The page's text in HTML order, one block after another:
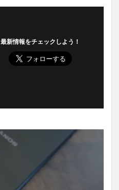
最新情報をチェックしよう！